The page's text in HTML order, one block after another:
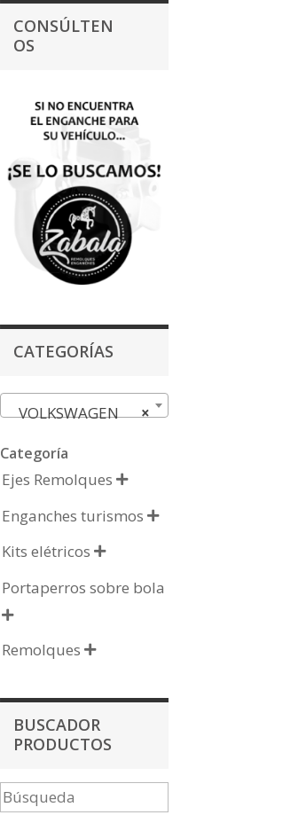
CONSÚLTEN
OS
CATEGORÍAS
×
VOLKSWAGEN
Categoría
Ejes Remolques 
Enganches turismos 
Kits elétricos 
Portaperros sobre bola

Remolques 
BUSCADOR
PRODUCTOS